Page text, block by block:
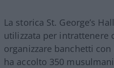
La storica St. George’s
utilizzata per intrattenere
organizzare banchetti
ha accolto 350 musulmani